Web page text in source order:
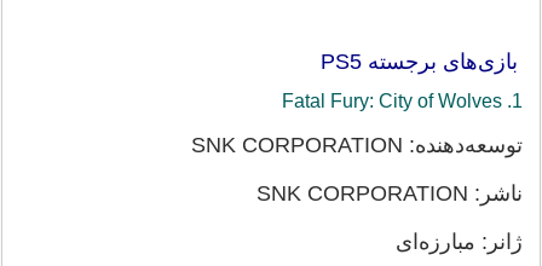
بازی‌های برجسته PS5
1. Fatal Fury: City of Wolves
توسعه‌دهنده: SNK CORPORATION
ناشر: SNK CORPORATION
ژانر: مبارزه‌ای